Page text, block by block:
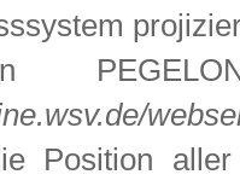
Position